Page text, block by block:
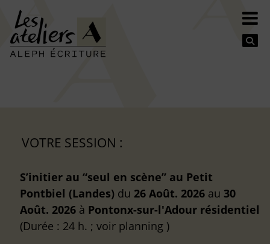
VOTRE SESSION :
S’initier au “seul en scène” au Petit
Pontbiel (Landes) du 26 Août. 2026 au 30
Août. 2026 à Pontonx-sur-l'Adour résidentiel
(Durée : 24 h. ; voir planning )